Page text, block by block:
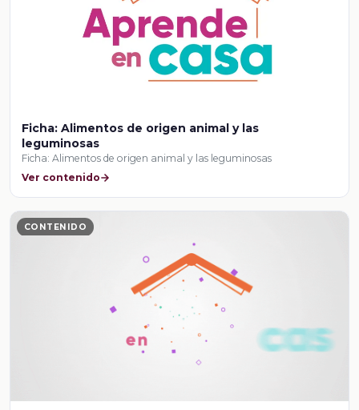
Ficha: Alimentos de origen animal y las
leguminosas
Ficha: Alimentos de origen animal y las leguminosas
Ver contenido
CONTENIDO